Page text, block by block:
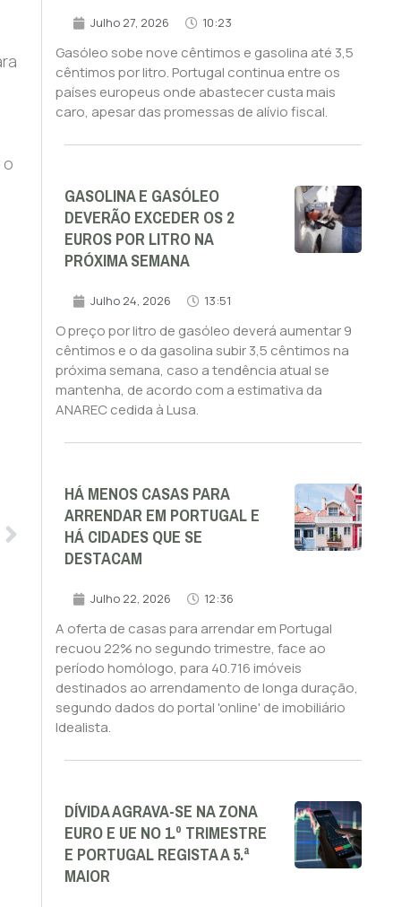
Julho 27, 2026 10:23
Gasóleo sobe nove cêntimos e gasolina até 3,5
cêntimos por litro. Portugal continua entre os
países europeus onde abastecer custa mais
caro, apesar das promessas de alívio fiscal.
GASOLINA E GASÓLEO
DEVERÃO EXCEDER OS 2
EUROS POR LITRO NA
PRÓXIMA SEMANA
Julho 24, 2026 13:51
O preço por litro de gasóleo deverá aumentar 9
cêntimos e o da gasolina subir 3,5 cêntimos na
próxima semana, caso a tendência atual se
mantenha, de acordo com a estimativa da
ANAREC cedida à Lusa.
HÁ MENOS CASAS PARA
ARRENDAR EM PORTUGAL E
HÁ CIDADES QUE SE
DESTACAM
Julho 22, 2026 12:36
A oferta de casas para arrendar em Portugal
recuou 22% no segundo trimestre, face ao
período homólogo, para 40.716 imóveis
destinados ao arrendamento de longa duração,
segundo dados do portal 'online' de imobiliário
Idealista.
DÍVIDA AGRAVA-SE NA ZONA
EURO E UE NO 1.º TRIMESTRE
E PORTUGAL REGISTA A 5.ª
MAIOR